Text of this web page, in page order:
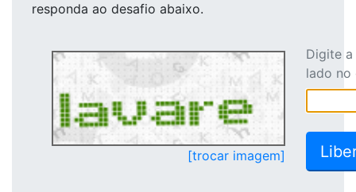
responda ao desafio abaixo.
[trocar imagem]
Digite
lado no